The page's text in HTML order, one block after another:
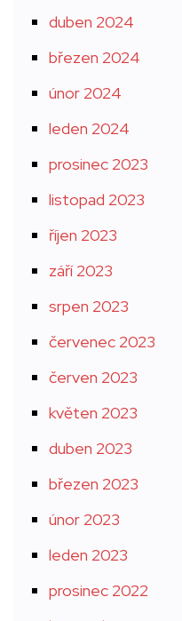
duben 2024
březen 2024
únor 2024
leden 2024
prosinec 2023
listopad 2023
říjen 2023
září 2023
srpen 2023
červenec 2023
červen 2023
květen 2023
duben 2023
březen 2023
únor 2023
leden 2023
prosinec 2022